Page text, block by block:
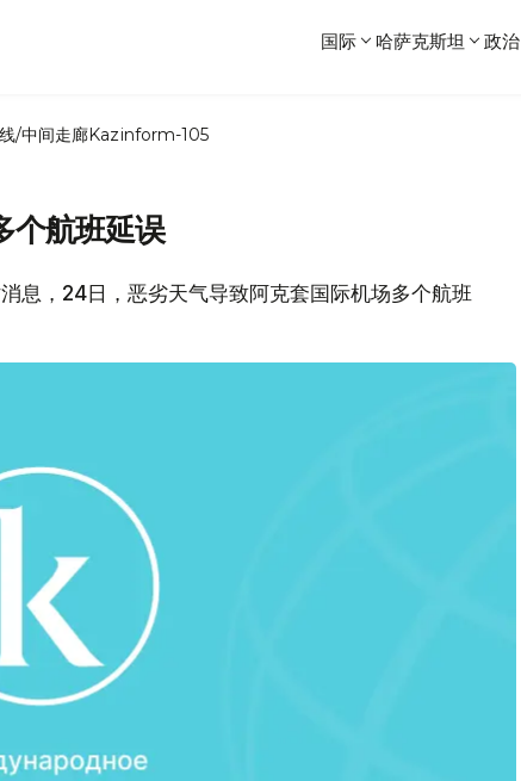
国际 哈萨克斯坦 政治
/中间走廊Kazinform-105
个航班延误
息，24日，恶劣天气导致阿克套国际机场多个航班